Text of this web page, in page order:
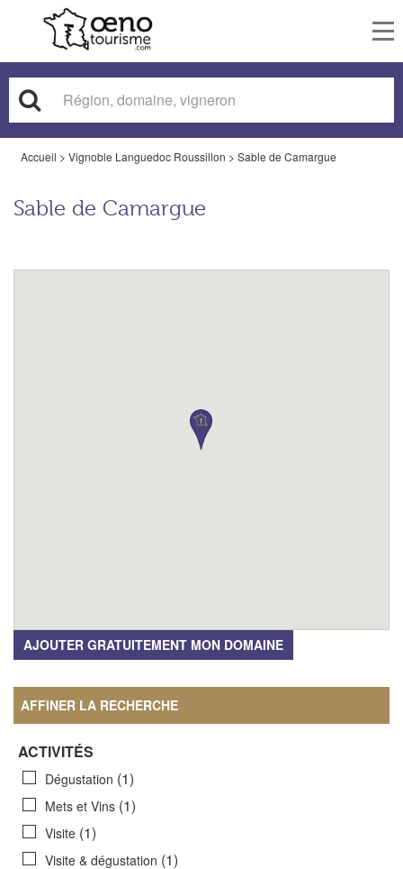
Accueil > Vignoble Languedoc Roussillon > Sable de Camargue
Sable de Camargue
AJOUTER GRATUITEMENT MON DOMAINE
AFFINER LA RECHERCHE
ACTIVITÉS
Dégustation (1)
Mets et Vins (1)
Visite (1)
Visite & dégustation (1)